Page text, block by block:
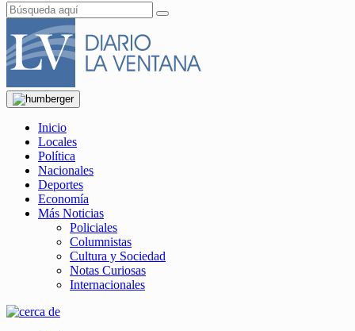
Inicio
Locales
Política
Nacionales
Deportes
Economía
Más Noticias
Policiales
Columnistas
Cultura y Sociedad
Notas Curiosas
Internacionales